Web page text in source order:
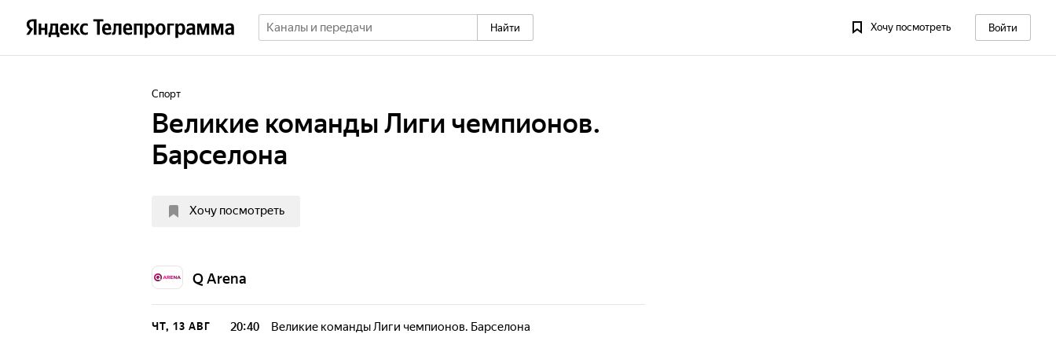
Найти Хочу посмотреть Войти
Спорт
Великие команды Лиги чемпионов.
Барселона
Хочу посмотреть
Q Arena
ЧТ, 13 АВГ 20:40 Великие команды Лиги чемпионов. Барселона